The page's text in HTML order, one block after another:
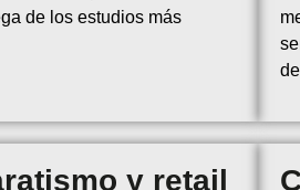
de los estudios más
y retail